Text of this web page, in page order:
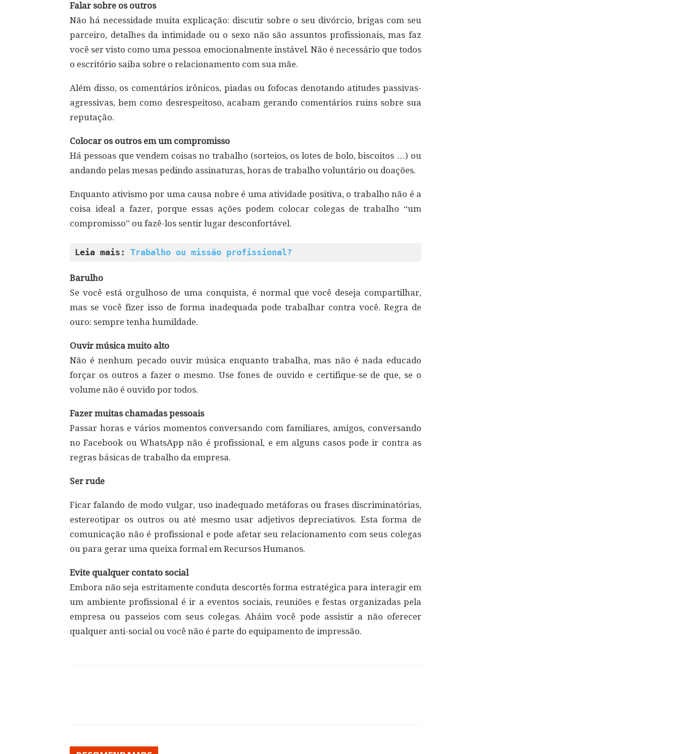
Falar sobre os outros
Não há necessidade muita explicação: discutir sobre o seu divórcio, brigas com seu
parceiro, detalhes da intimidade ou o sexo não são assuntos profissionais, mas faz
você ser visto como uma pessoa emocionalmente instável. Não é necessário que todos
o escritório saiba sobre o relacionamento com sua mãe.
Além disso, os comentários irônicos, piadas ou fofocas denotando atitudes passivas-
agressivas, bem como desrespeitoso, acabam gerando comentários ruins sobre sua
reputação.
Colocar os outros em um compromisso
Há pessoas que vendem coisas no trabalho (sorteios, os lotes de bolo, biscoitos …) ou
andando pelas mesas pedindo assinaturas, horas de trabalho voluntário ou doações.
Enquanto ativismo por uma causa nobre é uma atividade positiva, o trabalho não é a
coisa ideal a fazer, porque essas ações podem colocar colegas de trabalho “um
compromisso” ou fazê-los sentir lugar desconfortável.
Leia mais: Trabalho ou missão profissional?
Barulho
Se você está orgulhoso de uma conquista, é normal que você deseja compartilhar,
mas se você fizer isso de forma inadequada pode trabalhar contra você. Regra de
ouro: sempre tenha humildade.
Ouvir música muito alto
Não é nenhum pecado ouvir música enquanto trabalha, mas não é nada educado
forçar os outros a fazer o mesmo. Use fones de ouvido e certifique-se de que, se o
volume não é ouvido por todos.
Fazer muitas chamadas pessoais
Passar horas e vários momentos conversando com familiares, amigos, conversando
no Facebook ou WhatsApp não é profissional, e em alguns casos pode ir contra as
regras básicas de trabalho da empresa.
Ser rude
Ficar falando de modo vulgar, uso inadequado metáforas ou frases discriminatórias,
estereotipar os outros ou até mesmo usar adjetivos depreciativos. Esta forma de
comunicação não é profissional e pode afetar seu relacionamento com seus colegas
ou para gerar uma queixa formal em Recursos Humanos.
Evite qualquer contato social
Embora não seja estritamente conduta descortês forma estratégica para interagir em
um ambiente profissional é ir a eventos sociais, reuniões e festas organizadas pela
empresa ou passeios com seus colegas. Aháim você pode assistir a não oferecer
qualquer anti-social ou você não é parte do equipamento de impressão.